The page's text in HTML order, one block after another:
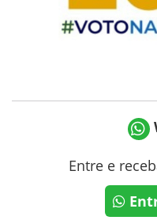
Entre e